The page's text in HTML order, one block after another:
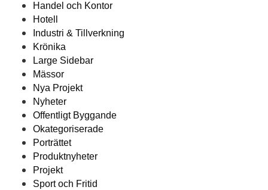
Handel och Kontor
Hotell
Industri & Tillverkning
Krönika
Large Sidebar
Mässor
Nya Projekt
Nyheter
Offentligt Byggande
Okategoriserade
Porträttet
Produktnyheter
Projekt
Sport och Fritid